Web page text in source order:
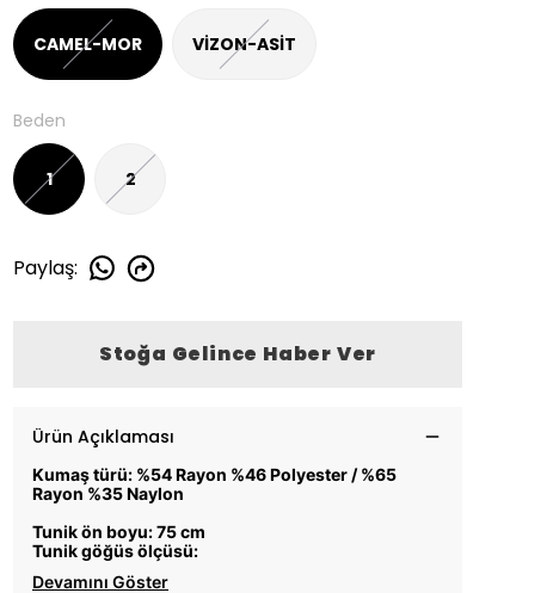
CAMEL-MOR VİZON-ASİT
Beden
1 2
Paylaş:
Stoğa Gelince Haber Ver
Ürün Açıklaması
Kumaş türü: %54 Rayon %46 Polyester / %65
Rayon %35 Naylon
Tunik ön boyu: 75 cm
Tunik göğüs ölçüsü:
Devamını Göster